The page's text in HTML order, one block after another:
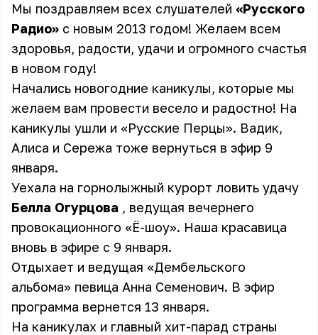
Мы поздравляем всех слушателей «Русского
Радио» с новым 2013 годом! Желаем всем
здоровья, радости, удачи и огромного счастья
в новом году!
Начались новогодние каникулы, которые мы
желаем вам провести весело и радостно! На
каникулы ушли и «Русские Перцы». Вадик,
Алиса и Сережа тоже вернуться в эфир 9
января.
Уехала на горнолыжный курорт ловить удачу
Белла Огурцова , ведущая вечернего
провокационного «Ё-шоу». Наша красавица
вновь в эфире с 9 января.
Отдыхает и ведущая «Дембельского
альбома» певица Анна Семенович. В эфир
программа вернется 13 января.
На каникулах и главный хит-парад страны